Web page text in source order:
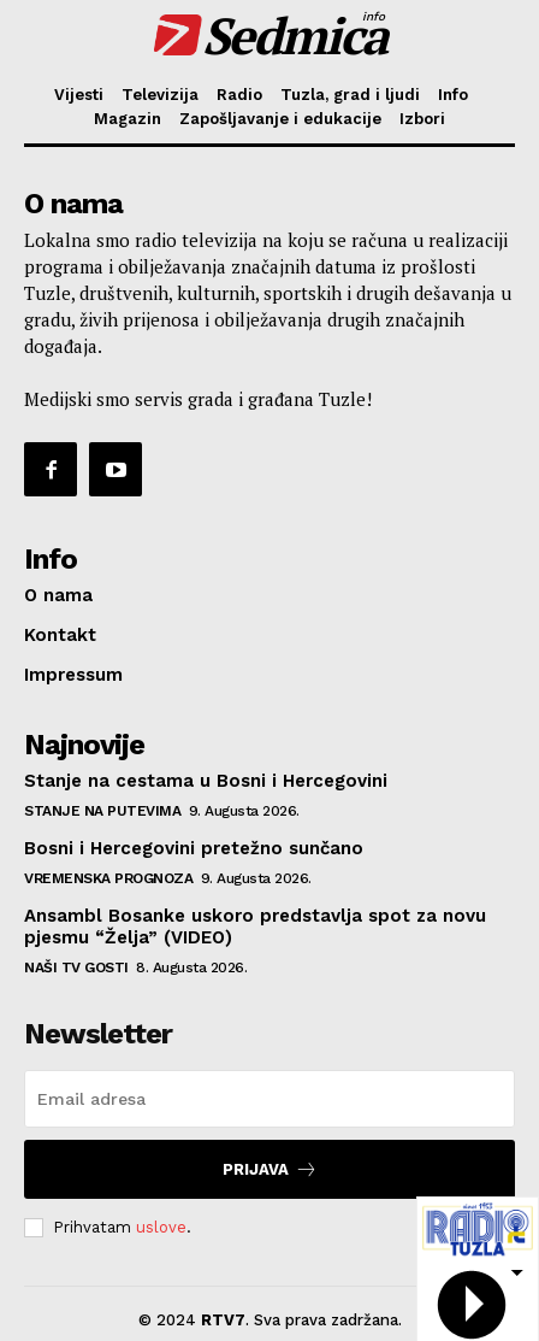
Sedmica
info
Vijesti Televizija Radio Tuzla, grad i ljudi
Info
Magazin
Zapošljavanje i edukacije Izbori
O nama
Lokalna smo radio televizija na koju se računa u realizaciji
programa i obilježavanja značajnih datuma iz prošlosti
Tuzle, društvenih, kulturnih, sportskih i drugih dešavanja u
gradu, živih prijenosa i obilježavanja drugih značajnih
događaja.
Medijski smo servis grada i građana Tuzle!
Info
O nama
Kontakt
Impressum
Najnovije
Stanje na cestama u Bosni i Hercegovini
STANJE NA PUTEVIMA 9. Augusta 2026.
Bosni i Hercegovini pretežno sunčano
VREMENSKA PROGNOZA 9. Augusta 2026.
Ansambl Bosanke uskoro predstavlja spot za novu
pjesmu “Želja” (VIDEO)
NAŠI TV GOSTI 8. Augusta 2026.
Newsletter
PRIJAVA
Prihvatam uslove.
© 2024 RTV7. Sva prava zadržana.